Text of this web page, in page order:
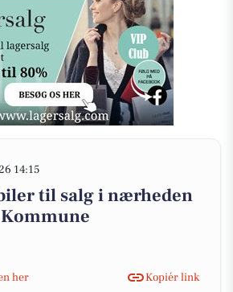
14:15
til salg i nærheden
her
Kopiér link